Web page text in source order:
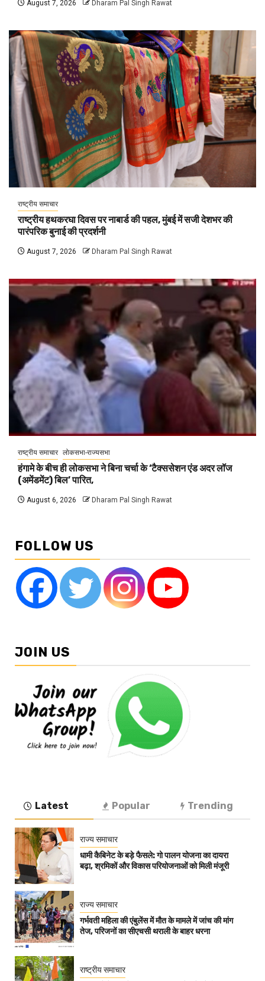
August 7, 2026 Dharam Pal Singh Rawat
राष्ट्रीय समाचार
राष्ट्रीय हथकरघा दिवस पर नाबार्ड की पहल, मुंबई में सजी देशभर की
पारंपरिक बुनाई की प्रदर्शनी
August 7, 2026 Dharam Pal Singh Rawat
राष्ट्रीय समाचार लोकसभा-राज्यसभा
हंगामे के बीच ही लोकसभा ने बिना चर्चा के ‘टैक्ससेशन एंड अदर लॉज
(अमेंडमेंट) बिल’ पारित,
August 6, 2026 Dharam Pal Singh Rawat
FOLLOW US
JOIN US
Latest Popular Trending
राज्य समाचार
धामी कैबिनेट के बड़े फैसले: गो पालन योजना का दायरा
बढ़ा, श्रमिकों और विकास परियोजनाओं को मिली मंजूरी
राज्य समाचार
गर्भवती महिला की एंबुलेंस में मौत के मामले में जांच की मांग
तेज, परिजनों का सीएचसी थराली के बाहर धरना
राष्ट्रीय समाचार